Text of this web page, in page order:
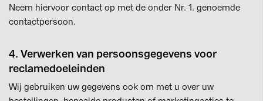
Neem hiervoor contact op met de onder Nr. 1. genoemde
contactpersoon.
4. Verwerken van persoonsgegevens voor
reclamedoeleinden
Wij gebruiken uw gegevens ook om met u over uw